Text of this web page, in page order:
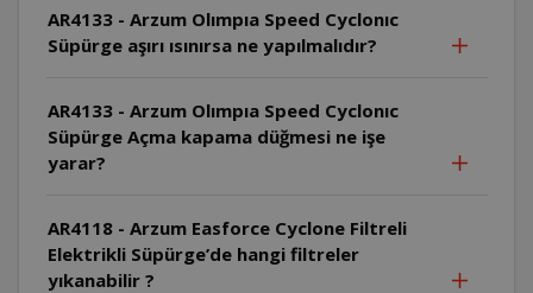
AR4133 - Arzum Olımpıa Speed Cyclonıc
Süpürge aşırı ısınırsa ne yapılmalıdır?
AR4133 - Arzum Olımpıa Speed Cyclonıc
Süpürge Açma kapama düğmesi ne işe
yarar?
AR4118 - Arzum Easforce Cyclone Filtreli
Elektrikli Süpürge’de hangi filtreler
yıkanabilir ?